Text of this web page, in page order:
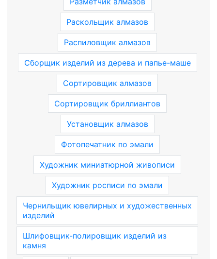
Раскольщик алмазов
Распиловщик алмазов
Сборщик изделий из дерева и папье-маше
Сортировщик алмазов
Сортировщик бриллиантов
Установщик алмазов
Фотопечатник по эмали
Художник миниатюрной живописи
Художник росписи по эмали
Чернильщик ювелирных и художественных
изделий
Шлифовщик-полировщик изделий из
камня